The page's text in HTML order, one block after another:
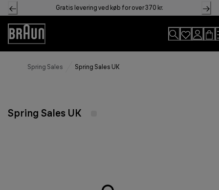
Skip
to
Content
Gratis levering ved køb for over 370 kr.
Accessibility
Statement
Spring Sales Spring Sales UK
Spring Sales UK